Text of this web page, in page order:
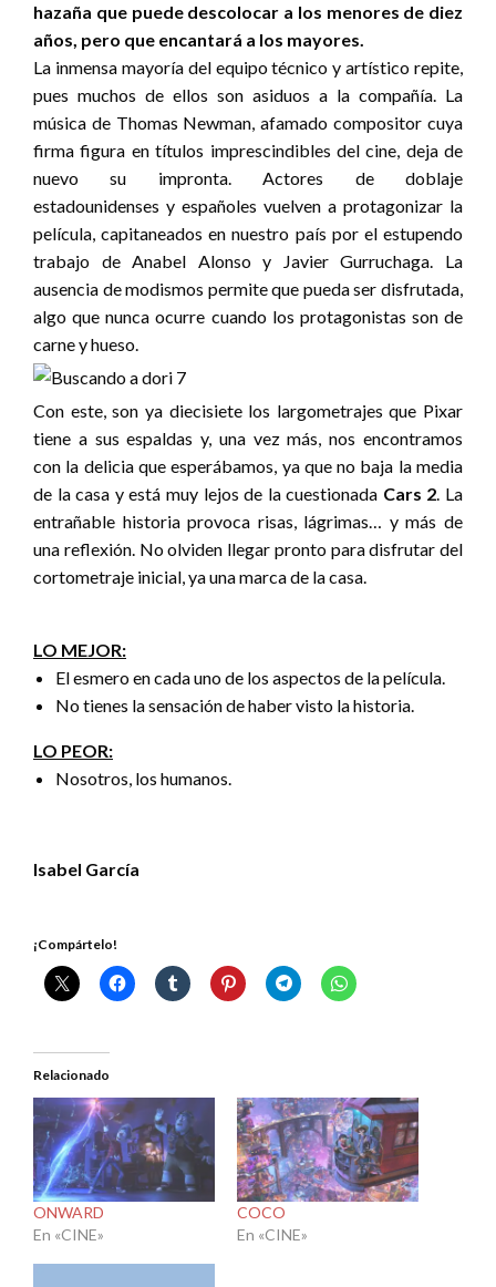
hazaña que puede descolocar a los menores de diez
años, pero que encantará a los mayores.
La inmensa mayoría del equipo técnico y artístico repite,
pues muchos de ellos son asiduos a la compañía. La
música de Thomas Newman, afamado compositor cuya
firma figura en títulos imprescindibles del cine, deja de
nuevo su impronta. Actores de doblaje
estadounidenses y españoles vuelven a protagonizar la
película, capitaneados en nuestro país por el estupendo
trabajo de Anabel Alonso y Javier Gurruchaga. La
ausencia de modismos permite que pueda ser disfrutada,
algo que nunca ocurre cuando los protagonistas son de
carne y hueso.
Con este, son ya diecisiete los largometrajes que Pixar
tiene a sus espaldas y, una vez más, nos encontramos
con la delicia que esperábamos, ya que no baja la media
de la casa y está muy lejos de la cuestionada Cars 2. La
entrañable historia provoca risas, lágrimas… y más de
una reflexión. No olviden llegar pronto para disfrutar del
cortometraje inicial, ya una marca de la casa.
LO MEJOR:
El esmero en cada uno de los aspectos de la película.
No tienes la sensación de haber visto la historia.
LO PEOR:
Nosotros, los humanos.
Isabel García
¡Compártelo!
Relacionado
ONWARD
En «CINE»
COCO
En «CINE»